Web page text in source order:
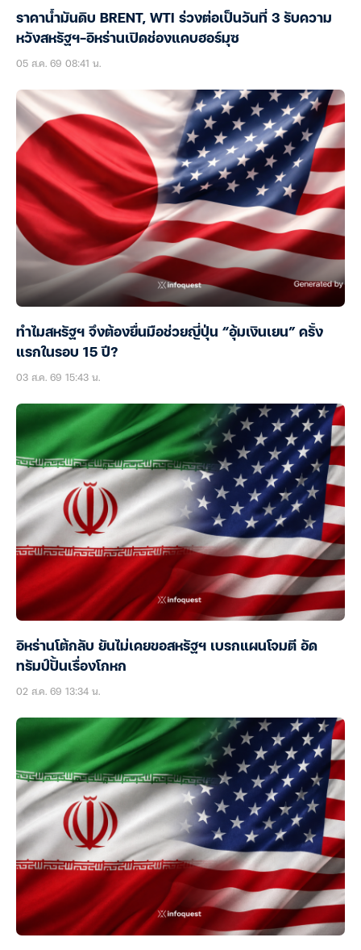
ราคาน้ำมันดิบ BRENT, WTI ร่วงต่อเป็นวันที่ 3 รับความ
หวังสหรัฐฯ-อิหร่านเปิดช่องแคบฮอร์มุซ
05 ส.ค. 69 08:41 น.
ทำไมสหรัฐฯ จึงต้องยื่นมือช่วยญี่ปุ่น “อุ้มเงินเยน” ครั้ง
แรกในรอบ 15 ปี?
03 ส.ค. 69 15:43 น.
อิหร่านโต้กลับ ยันไม่เคยขอสหรัฐฯ เบรกแผนโจมตี อัด
ทรัมป์ปั้นเรื่องโกหก
02 ส.ค. 69 13:34 น.